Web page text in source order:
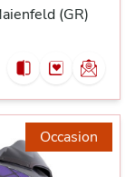
(GR)
Occasion